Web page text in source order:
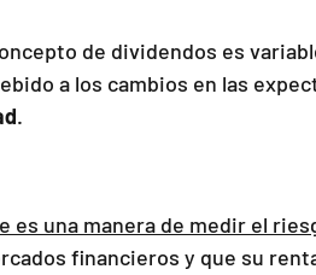
de dividendos es
a los cambios en las
.
una manera de medir el
financieros y que su